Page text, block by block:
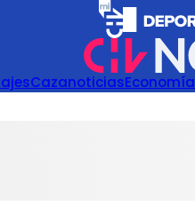
CazanoticiasEconomía